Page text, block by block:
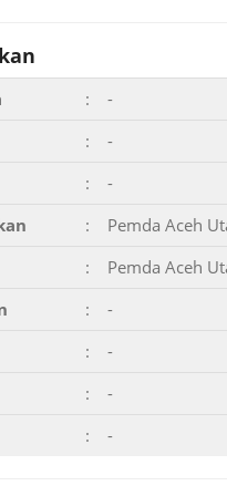
:
-
:
-
:
-
:
Pemda Aceh
:
Pemda Aceh
:
-
:
-
:
-
: -